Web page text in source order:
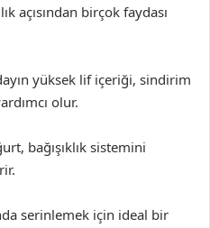
açısından birçok faydası
yüksek lif içeriği, sindirim
olur.
bağışıklık sistemini
serinlemek için ideal bir